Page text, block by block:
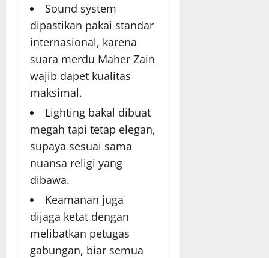
Sound system
dipastikan pakai standar
internasional, karena
suara merdu Maher Zain
wajib dapet kualitas
maksimal.
Lighting bakal dibuat
megah tapi tetap elegan,
supaya sesuai sama
nuansa religi yang
dibawa.
Keamanan juga
dijaga ketat dengan
melibatkan petugas
gabungan, biar semua